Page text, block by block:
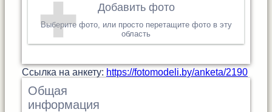
Добавить фото
Выберите фото, или просто перетащите фото в эту
область
Cсылка на анкету: https://fotomodeli.by/anketa/2190
Общая
информация